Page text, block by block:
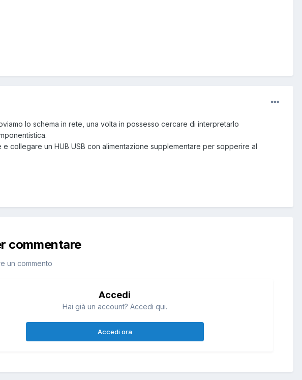
lo schema in rete, una volta in possesso cercare di interpretarlo
collegare un HUB USB con alimentazione supplementare per sopperire al
commentare
un commento
Accedi
Hai già un account? Accedi qui.
Accedi ora